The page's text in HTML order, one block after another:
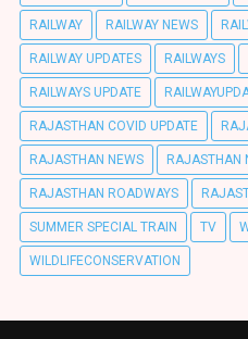
RAILWAY RAILWAY NEWS
RAILWAY UPDATES RAILWAYS
RAILWAYS UPDATE
RAJASTHAN COVID UPDATE
RAJASTHAN NEWS RAJASTHAN
RAJASTHAN ROADWAYS
SUMMER SPECIAL TRAIN TV
WILDLIFECONSERVATION